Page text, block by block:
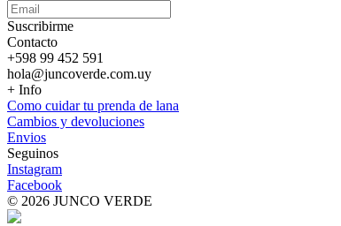
Suscribirme
Contacto
+598 99 452 591
hola@juncoverde.com.uy
+ Info
Como cuidar tu prenda de lana
Cambios y devoluciones
Envios
Seguinos
Instagram
Facebook
© 2026 JUNCO VERDE